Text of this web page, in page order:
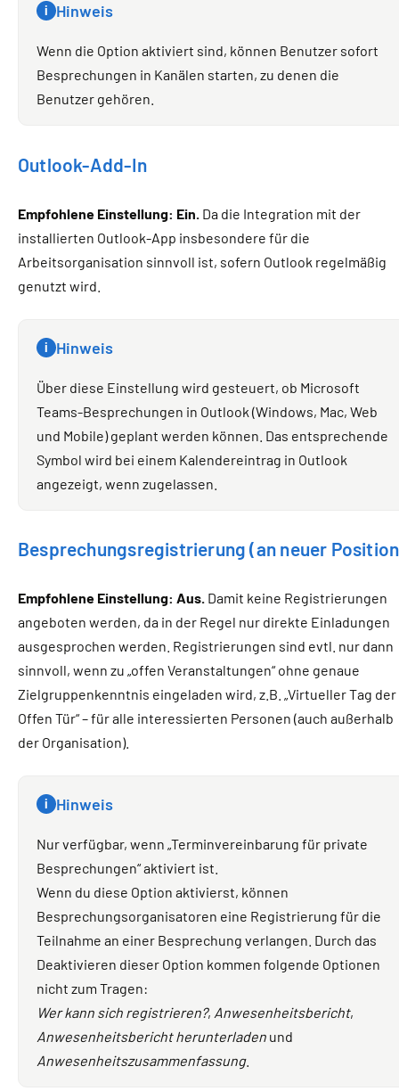
i Hinweis
Wenn die Option aktiviert sind, können Benutzer sofort
Besprechungen in Kanälen starten, zu denen die
Benutzer gehören.
Outlook-Add-In
Empfohlene Einstellung: Ein. Da die Integration mit der
installierten Outlook-App insbesondere für die
Arbeitsorganisation sinnvoll ist, sofern Outlook regelmäßig
genutzt wird.
i Hinweis
Über diese Einstellung wird gesteuert, ob Microsoft
Teams-Besprechungen in Outlook (Windows, Mac, Web
und Mobile) geplant werden können. Das entsprechende
Symbol wird bei einem Kalendereintrag in Outlook
angezeigt, wenn zugelassen.
Besprechungsregistrierung (an neuer
Empfohlene Einstellung: Aus. Damit keine Registrierungen
angeboten werden, da in der Regel nur direkte Einladungen
ausgesprochen werden. Registrierungen sind evtl. nur dann
sinnvoll, wenn zu „offen Veranstaltungen“ ohne genaue
Zielgruppenkenntnis eingeladen wird, z.B. „Virtueller Tag der
Offen Tür“ – für alle interessierten Personen (auch außerhalb
der Organisation).
i Hinweis
Nur verfügbar, wenn „Terminvereinbarung für private
Besprechungen“ aktiviert ist.
Wenn du diese Option aktivierst, können
Besprechungsorganisatoren eine Registrierung für die
Teilnahme an einer Besprechung verlangen. Durch das
Deaktivieren dieser Option kommen folgende Optionen
nicht zum Tragen:
Wer kann sich registrieren?, Anwesenheitsbericht,
Anwesenheitsbericht herunterladen und
Anwesenheitszusammenfassung.